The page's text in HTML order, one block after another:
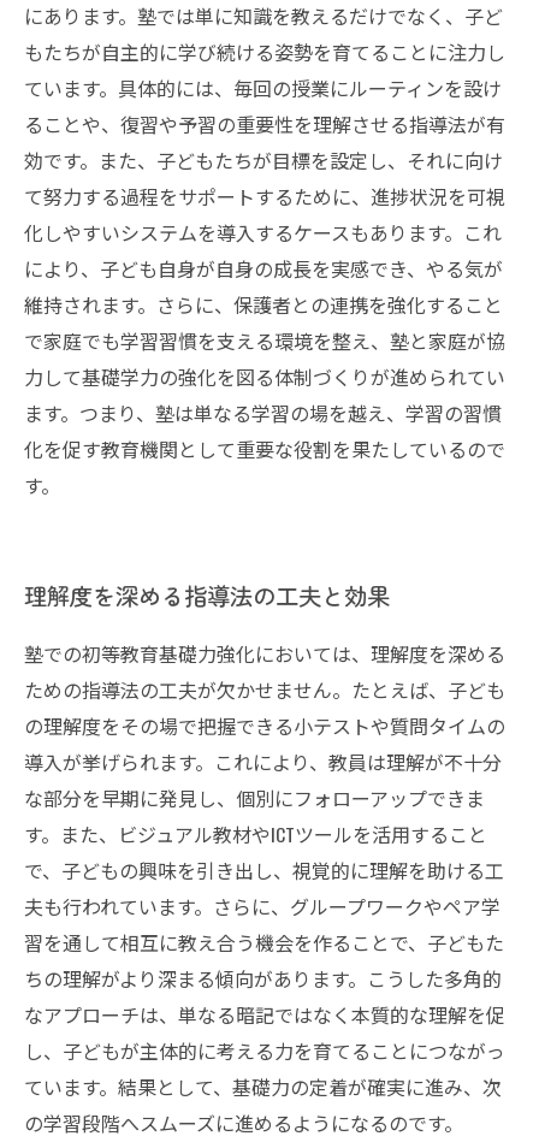
にあります。塾では単に知識を教えるだけでなく、子ど
もたちが自主的に学び続ける姿勢を育てることに注力し
ています。具体的には、毎回の授業にルーティンを設け
ることや、復習や予習の重要性を理解させる指導法が有
効です。また、子どもたちが目標を設定し、それに向け
て努力する過程をサポートするために、進捗状況を可視
化しやすいシステムを導入するケースもあります。これ
により、子ども自身が自身の成長を実感でき、やる気が
維持されます。さらに、保護者との連携を強化すること
で家庭でも学習習慣を支える環境を整え、塾と家庭が協
力して基礎学力の強化を図る体制づくりが進められてい
ます。つまり、塾は単なる学習の場を越え、学習の習慣
化を促す教育機関として重要な役割を果たしているので
す。
理解度を深める指導法の工夫と効果
塾での初等教育基礎力強化においては、理解度を深める
ための指導法の工夫が欠かせません。たとえば、子ども
の理解度をその場で把握できる小テストや質問タイムの
導入が挙げられます。これにより、教員は理解が不十分
な部分を早期に発見し、個別にフォローアップできま
す。また、ビジュアル教材やICTツールを活用すること
で、子どもの興味を引き出し、視覚的に理解を助ける工
夫も行われています。さらに、グループワークやペア学
習を通して相互に教え合う機会を作ることで、子どもた
ちの理解がより深まる傾向があります。こうした多角的
なアプローチは、単なる暗記ではなく本質的な理解を促
し、子どもが主体的に考える力を育てることにつながっ
ています。結果として、基礎力の定着が確実に進み、次
の学習段階へスムーズに進めるようになるのです。